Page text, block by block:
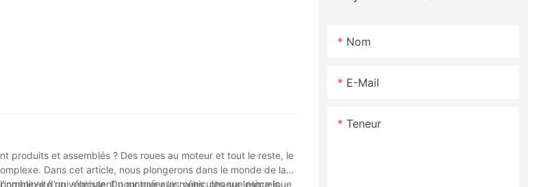
produits et assemblés ? Des roues au moteur et tout le reste, le
Dans cet article, nous plongerons dans le monde de la
qui s'unissent pour créer les véhicules sur lesquels
d’un véhicule. Du moteur aux roues, chaque pièce joue
Nom
E-Mail
Teneur